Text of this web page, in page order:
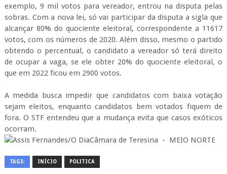
exemplo, 9 mil votos para vereador, entrou na disputa pelas
sobras. Com a nova lei, só vai participar da disputa a sigla que
alcançar 80% do quociente eleitoral, correspondente a 11617
votos, com os números de 2020. Além disso, mesmo o partido
obtendo o percentual, o candidato a vereador só terá direito
de ocupar a vaga, se ele obter 20% do quociente eleitoral, o
que em 2022 ficou em 2900 votos.
A medida busca impedir que candidatos com baixa votação
sejam eleitos, enquanto candidatos bem votados fiquem de
fora. O STF entendeu que a mudança evita que casos exóticos
ocorram.
Assis Fernandes/O DiaCâmara de Teresina - MEIO NORTE
TAGS: INÍCIO POLITICA